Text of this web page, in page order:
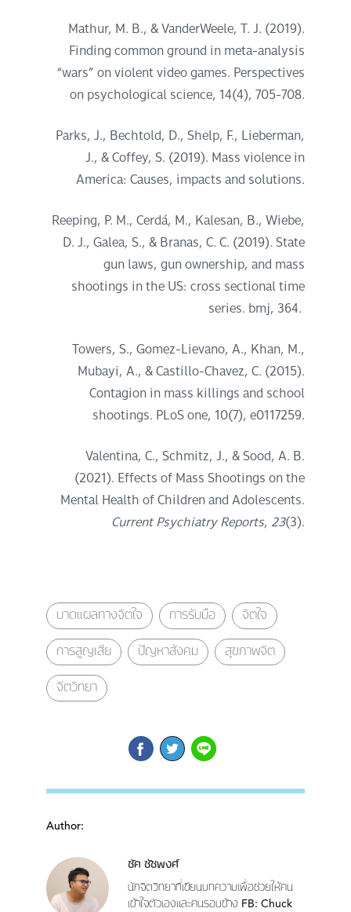
Mathur, M. B., & VanderWeele, T. J. (2019).
Finding common ground in meta-analysis
“wars” on violent video games. Perspectives
on psychological science, 14(4), 705-708.
Parks, J., Bechtold, D., Shelp, F., Lieberman,
J., & Coffey, S. (2019). Mass violence in
America: Causes, impacts and solutions.
Reeping, P. M., Cerdá, M., Kalesan, B., Wiebe,
D. J., Galea, S., & Branas, C. C. (2019). State
gun laws, gun ownership, and mass
shootings in the US: cross sectional time
series. bmj, 364.
Towers, S., Gomez-Lievano, A., Khan, M.,
Mubayi, A., & Castillo-Chavez, C. (2015).
Contagion in mass killings and school
shootings. PLoS one, 10(7), e0117259.
Valentina, C., Schmitz, J., & Sood, A. B.
(2021). Effects of Mass Shootings on the
Mental Health of Children and Adolescents.
Current Psychiatry Reports, 23(3).
บาดแผลทางจิตใจ การรับมือ จิตใจ
การสูญเสีย ปัญหาสังคม สุขภาพจิต
จิตวิทยา
Author:
ชัค ชัชพงศ์
นักจิตวิทยาที่เขียนบทความเพื่อช่วยให้คน
เข้าใจตัวเองและคนรอบข้าง FB: Chuck